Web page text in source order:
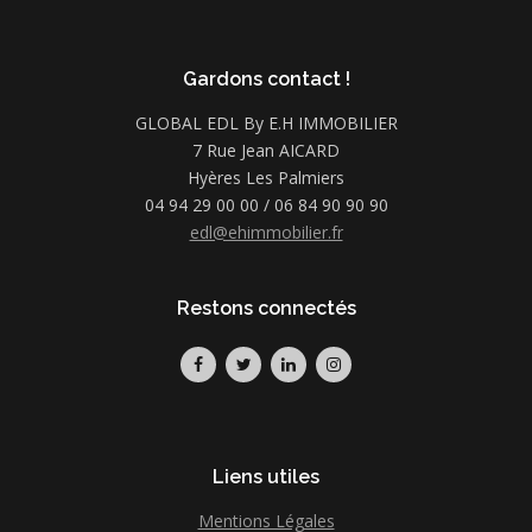
Gardons contact !
GLOBAL EDL By E.H IMMOBILIER
7 Rue Jean AICARD
Hyères Les Palmiers
04 94 29 00 00 / 06 84 90 90 90
edl@ehimmobilier.fr
Restons connectés
Liens utiles
Mentions Légales